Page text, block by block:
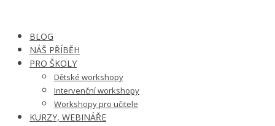
BLOG
NÁŠ PŘÍBĚH
PRO ŠKOLY
Dětské workshopy
Intervenční workshopy
Workshopy pro učitele
KURZY, WEBINÁŘE